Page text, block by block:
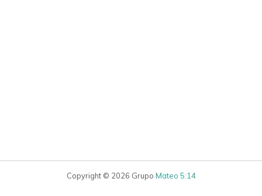
Copyright © 2026 Grupo Mateo 5:14